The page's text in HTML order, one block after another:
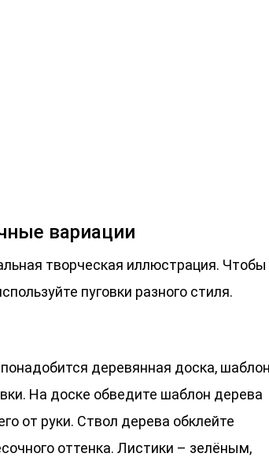
вариации
творческая иллюстрация. Чтобы
пуговки разного стиля.
деревянная доска, шаблон
На доске обведите шаблон дерева
от руки. Ствол дерева обклейте
оттенка. Листики – зелёным,